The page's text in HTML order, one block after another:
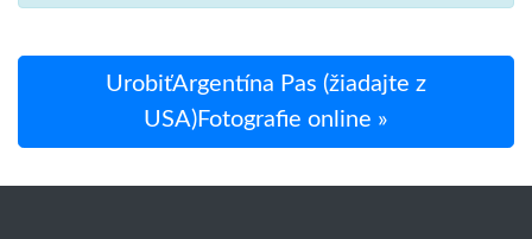
UrobiťArgentína Pas (žiadajte z
USA)Fotografie online »